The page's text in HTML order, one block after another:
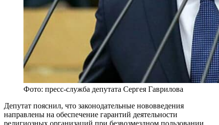
Фото: пресс-служба депутата Сергея Гаврилова
Депутат пояснил, что законодательные нововведения
направлены на обеспечение гарантий деятельности
религиозных организаций при безвозмездном пользовании